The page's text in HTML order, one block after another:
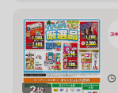
2枚